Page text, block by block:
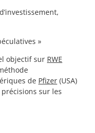
»
objectif sur RWE
de Pfizer (USA)
précisions sur les